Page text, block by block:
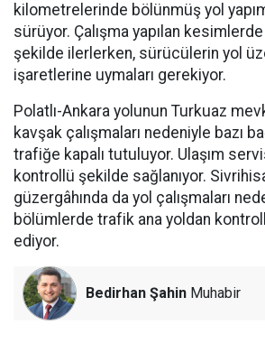
kilometrelerinde bölünmüş yol
sürüyor. Çalışma yapılan
şekilde ilerlerken, sürücülerin yol
işaretlerine uymaları gerekiyor.
Polatlı-Ankara yolunun Turkuaz
kavşak çalışmaları nedeniyle bazı
trafiğe kapalı tutuluyor. Ulaşım
kontrollü şekilde sağlanıyor.
güzergâhında da yol çalışmaları
bölümlerde trafik ana yoldan
ediyor.
Bedirhan Şahin Muhabir